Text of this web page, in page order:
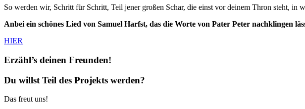
So werden wir, Schritt für Schritt, Teil jener großen Schar, die einst vor deinem Thron steht,
Anbei ein schönes Lied von Samuel Harfst, das die Worte von Pater Peter nachklingen
HIER
Erzähl’s deinen Freunden!
Du willst Teil des Projekts werden?
Das freut uns!